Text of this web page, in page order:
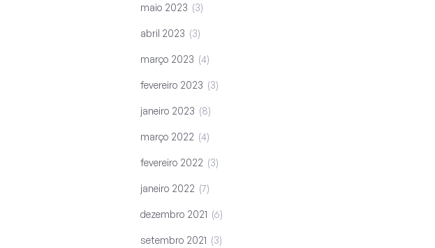
maio 2023 3
abril 2023 3
março 2023 4
fevereiro 2023 3
janeiro 2023 8
março 2022 4
fevereiro 2022 3
janeiro 2022 7
dezembro 2021 6
setembro 2021 3